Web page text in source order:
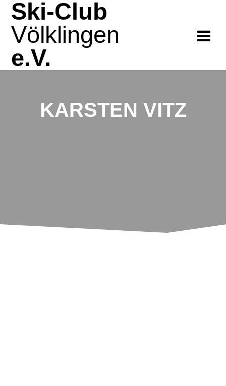
springen
Ski-Club
Völklingen
e.V.
KARSTEN VITZ